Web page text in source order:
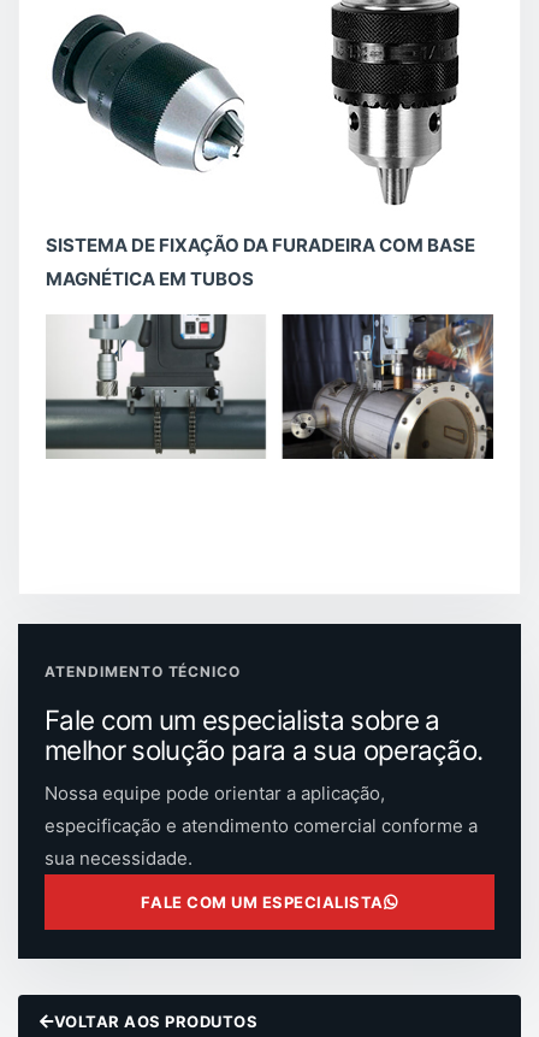
SISTEMA DE FIXAÇÃO DA FURADEIRA COM BASE
MAGNÉTICA EM TUBOS
ATENDIMENTO TÉCNICO
Fale com um especialista sobre a
melhor solução para a sua operação.
Nossa equipe pode orientar a aplicação,
especificação e atendimento comercial conforme a
sua necessidade.
FALE COM UM ESPECIALISTA
VOLTAR AOS PRODUTOS